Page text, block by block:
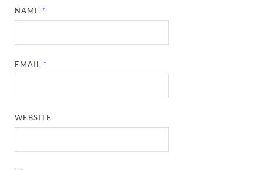
NAME *
EMAIL *
WEBSITE